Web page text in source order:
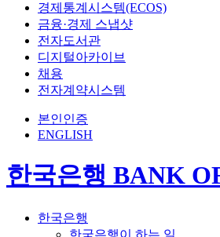
경제통계시스템(ECOS)
금융·경제 스냅샷
전자도서관
디지털아카이브
채용
전자계약시스템
본인인증
ENGLISH
한국은행 BANK
한국은행
한국은행이 하는 일